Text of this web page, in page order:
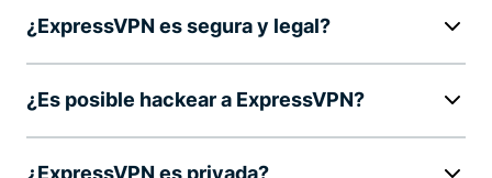
¿ExpressVPN es segura y legal?
¿Es posible hackear a ExpressVPN?
¿ExpressVPN es privada?